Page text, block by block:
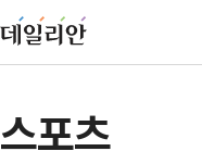
스포츠